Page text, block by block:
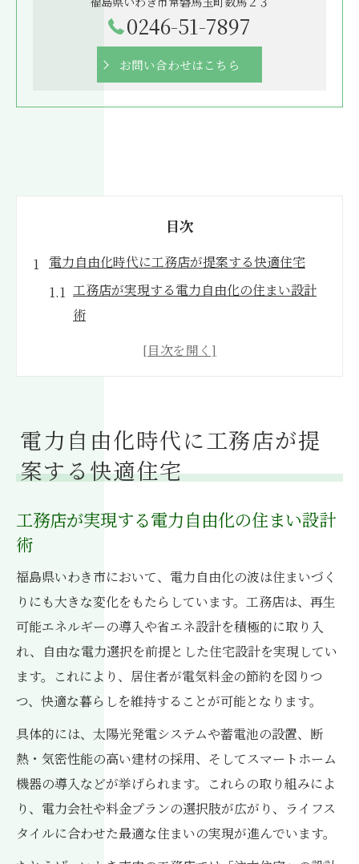
0246-51-7897
お問い合わせはこちら
目次
電力自由化時代に工務店が提案する快適住宅
工務店が実現する電力自由化の住まい設計
術
快適住宅に導く工務店の省エネ技術と工夫
ローコスト実現の工務店ノウハウを徹底解
説
省エネ住宅を実現する工務店の選び方とは
介
いわき市で注目集まる工務店の断熱施工ポ
イント
工務店と省エネ住宅で叶える快適な暮らし
方
魅力
工務店が提案する太陽光住宅の実現ポイン
電力自由化時代に工務店が提
案する快適住宅
工務店が実現する電力自由化の住まい設計
術
福島県いわき市において、電力自由化の波は住まいづく
りにも大きな変化をもたらしています。工務店は、再生
可能エネルギーの導入や省エネ設計を積極的に取り入
れ、自由な電力選択を前提とした住宅設計を実現してい
ます。これにより、居住者が電気料金の節約を図りつ
つ、快適な暮らしを維持することが可能となります。
具体的には、太陽光発電システムや蓄電池の設置、断
熱・気密性能の高い建材の採用、そしてスマートホーム
機器の導入などが挙げられます。これらの取り組みによ
り、電力会社や料金プランの選択肢が広がり、ライフス
タイルに合わせた最適な住まいの実現が進んでいます。